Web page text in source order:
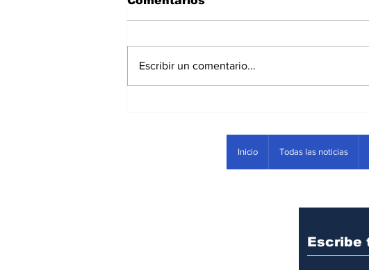
Homenaje a la Virgen de Carmen
Escribir un comentario...
Inicio Todas las noticias